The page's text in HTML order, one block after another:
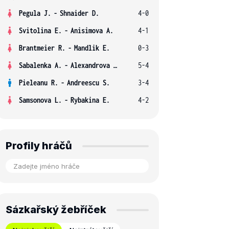
Pegula J. - Shnaider D.
4-0
Svitolina E. - Anisimova A.
4-1
Brantmeier R. - Mandlik E.
0-3
Sabalenka A. - Alexandrova E.
5-4
Pieleanu R. - Andreescu S.
3-4
Samsonova L. - Rybakina E. 4-2
Profily hráčů
Sázkařský žebříček